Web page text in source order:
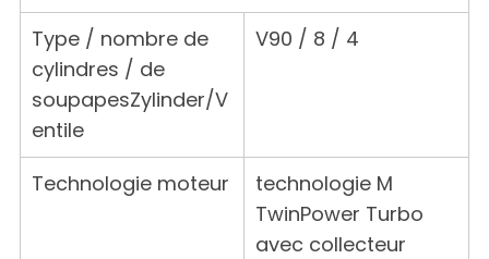
Type / nombre de
cylindres / de
soupapesZylinder/V
entile
V90 / 8 / 4
Technologie moteur
technologie M
TwinPower Turbo
avec collecteur